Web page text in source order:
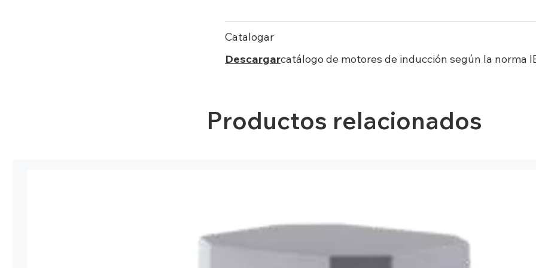
Catalogar
Descargarcatálogo de motores de inducción según la norma
Productos relacionados